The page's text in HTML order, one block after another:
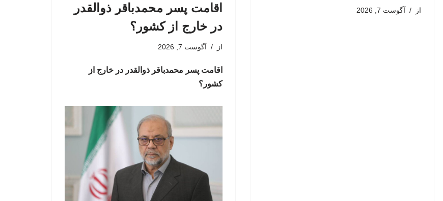
از آگوست 7, 2026
اقامت پسر محمدباقر ذوالقدر
در خارج از کشور؟
از آگوست 7, 2026
اقامت پسر محمدباقر ذوالقدر در خارج از
کشور؟